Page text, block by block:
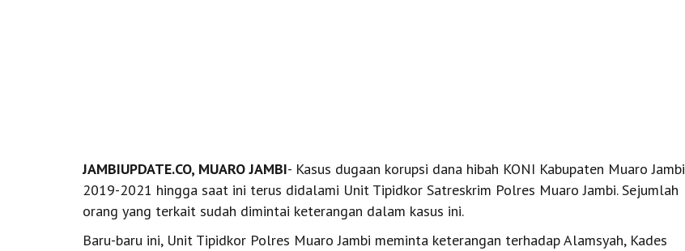
JAMBIUPDATE.CO, MUARO JAMBI- Kasus dugaan korupsi dana hibah KONI Kabupaten Muaro Jambi
2019-2021 hingga saat ini terus didalami Unit Tipidkor Satreskrim Polres Muaro Jambi. Sejumlah
orang yang terkait sudah dimintai keterangan dalam kasus ini.
Baru-baru ini, Unit Tipidkor Polres Muaro Jambi meminta keterangan terhadap Alamsyah, Kades